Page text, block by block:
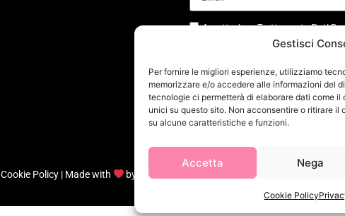
Gestisci
Per fornire le migliori esperienze, utilizziamo
memorizzare e/o accedere alle informazioni del
tecnologie ci permetterà di elaborare dati come il
unici su questo sito. Non acconsentire o ritirare
su alcune caratteristiche e funzioni.
Accetta Nega
Cookie Policy
Accettazione Trattamento Dati
Gdpr 679/2016 e della normativa
Cookie Policy| Made with by Jenny Mina